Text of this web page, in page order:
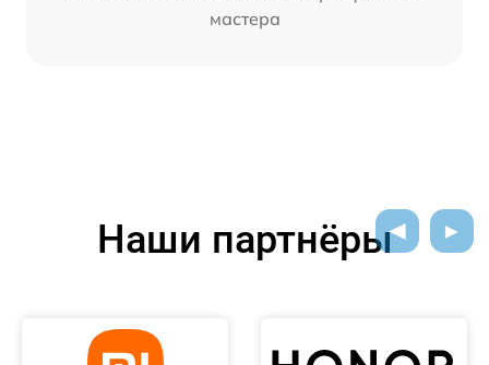
мастера
Наши партнёры